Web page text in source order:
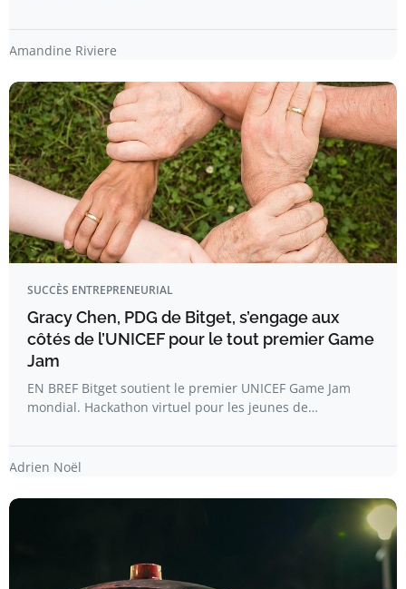
Amandine Riviere
SUCCÈS ENTREPRENEURIAL
Gracy Chen, PDG de Bitget, s’engage aux
côtés de l’UNICEF pour le tout premier Game
Jam
EN BREF Bitget soutient le premier UNICEF Game Jam
mondial. Hackathon virtuel pour les jeunes de…
Adrien Noël